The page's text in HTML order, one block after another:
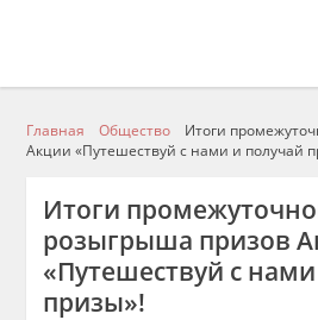
Главная Общество
Итоги
Акции «Путешествуй с нами и получай
Итоги
розыгрыша призов
«Путешествуй с
призы»!